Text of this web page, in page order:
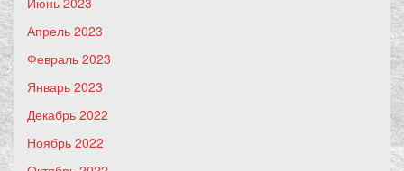
Апрель 2023
Февраль 2023
Январь 2023
Декабрь 2022
Ноябрь 2022